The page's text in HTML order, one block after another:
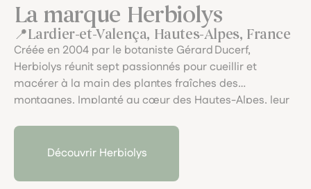
La marque Herbiolys
Lardier-et-Valença, Hautes-Alpes, France
Créée en 2004 par le botaniste Gérard Ducerf,
Herbiolys réunit sept passionnés pour cueillir et
macérer à la main des plantes fraîches des
montagnes. Implanté au cœur des Hautes-Alpes, leur
exemplaire et allie rigueur scientifique, macérations
locales et engagement pour une santé naturelle
Découvrir Herbiolys